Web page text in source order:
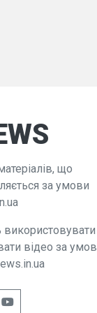
що
за умови
відео за